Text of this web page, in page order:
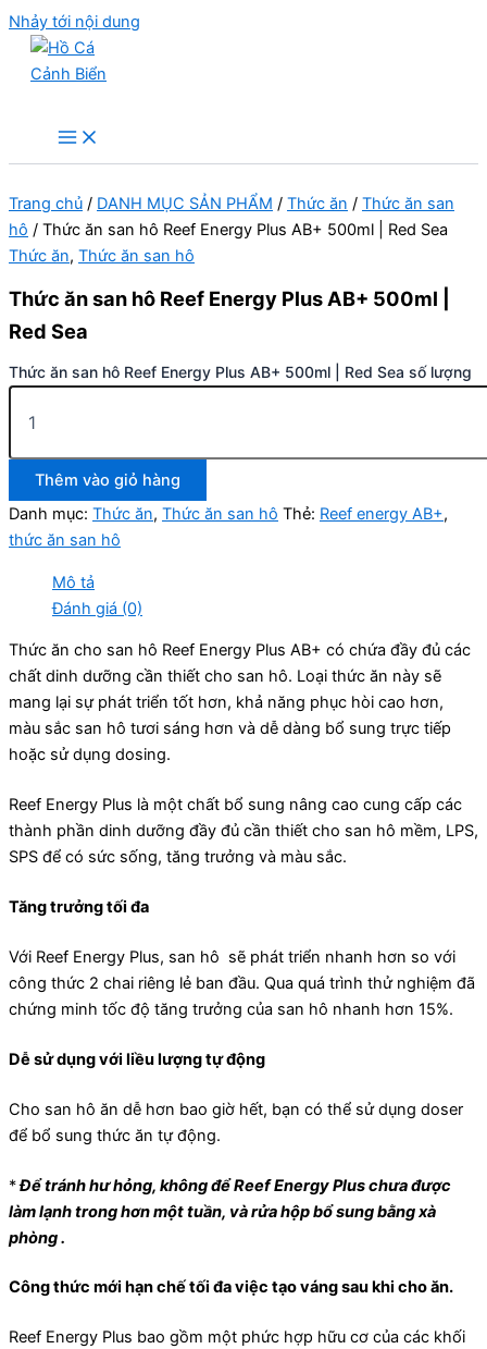
Nhảy tới nội dung
Trang chủ / DANH MỤC SẢN PHẨM / Thức ăn / Thức ăn san
hô / Thức ăn san hô Reef Energy Plus AB+ 500ml | Red Sea
Thức ăn, Thức ăn san hô
Thức ăn san hô Reef Energy Plus AB+ 500ml |
Red Sea
Thức ăn san hô Reef Energy Plus AB+ 500ml | Red Sea số lượng
Thêm vào giỏ hàng
Danh mục: Thức ăn, Thức ăn san hô Thẻ: Reef energy AB+,
thức ăn san hô
Mô tả
Đánh giá (0)
Thức ăn cho san hô Reef Energy Plus AB+ có chứa đầy đủ các
chất dinh dưỡng cần thiết cho san hô. Loại thức ăn này sẽ
mang lại sự phát triển tốt hơn, khả năng phục hòi cao hơn,
màu sắc san hô tươi sáng hơn và dễ dàng bổ sung trực tiếp
hoặc sử dụng dosing.
Reef Energy Plus là một chất bổ sung nâng cao cung cấp các
thành phần dinh dưỡng đầy đủ cần thiết cho san hô mềm, LPS,
SPS để có sức sống, tăng trưởng và màu sắc.
Tăng trưởng tối đa
Với Reef Energy Plus, san hô sẽ phát triển nhanh hơn so với
công thức 2 chai riêng lẻ ban đầu. Qua quá trình thử nghiệm đã
chứng minh tốc độ tăng trưởng của san hô nhanh hơn 15%.
Dễ sử dụng với liều lượng tự động
Cho san hô ăn dễ hơn bao giờ hết, bạn có thể sử dụng doser
để bổ sung thức ăn tự động.
*Để tránh hư hỏng, không để Reef Energy Plus chưa được
làm lạnh trong hơn một tuần, và rửa hộp bổ sung bằng xà
phòng .
Công thức mới hạn chế tối đa việc tạo váng sau khi cho ăn.
Reef Energy Plus bao gồm một phức hợp hữu cơ của các khối